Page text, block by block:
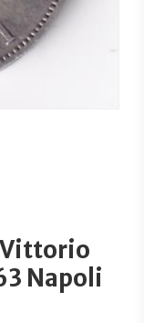
Napoli